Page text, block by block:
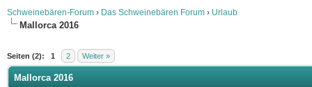
Schweinebären-Forum › Das Schweinebären Forum › Urlaub
Mallorca 2016
Seiten (2): 1 2 Weiter »
Durchschnitt
Mallorca 2016